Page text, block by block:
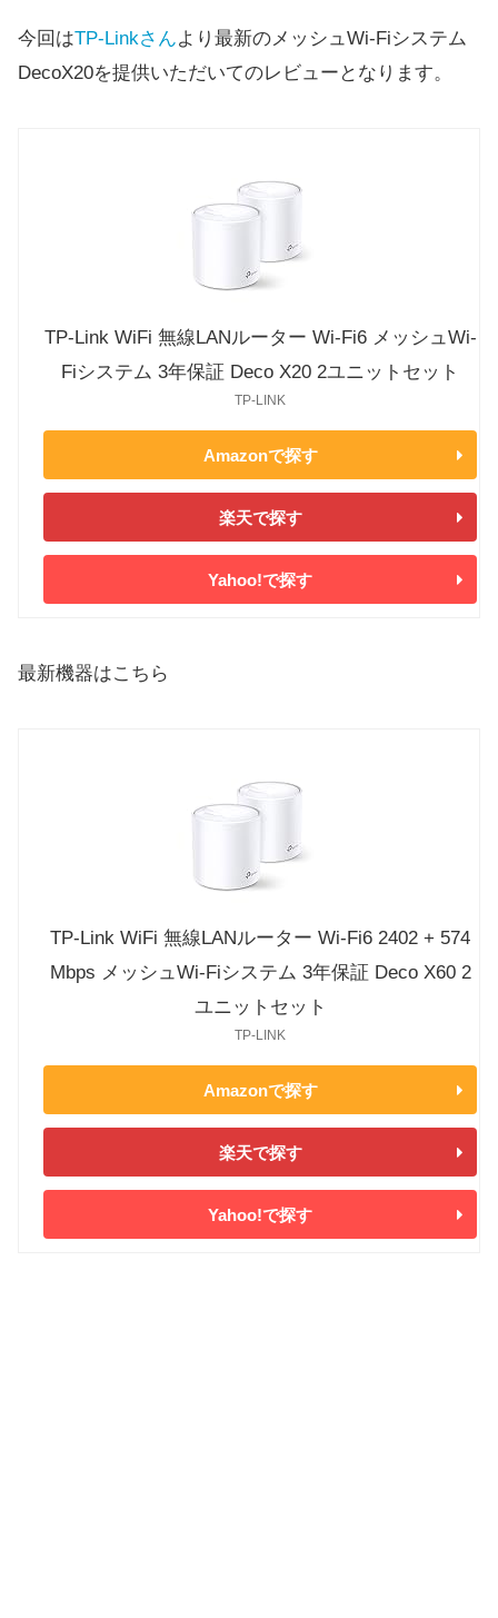
今回はTP-Linkさんより最新のメッシュWi-Fiシステム
DecoX20を提供いただいてのレビューとなります。
TP-Link WiFi 無線LANルーター Wi-Fi6 メッシュWi-
Fiシステム 3年保証 Deco X20 2ユニットセット
TP-LINK
Amazonで探す
楽天で探す
Yahoo!で探す
最新機器はこちら
TP-Link WiFi 無線LANルーター Wi-Fi6 2402 + 574
Mbps メッシュWi-Fiシステム 3年保証 Deco X60 2
ユニットセット
TP-LINK
Amazonで探す
楽天で探す
Yahoo!で探す